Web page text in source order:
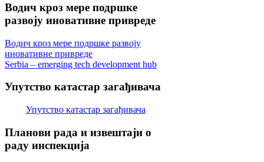
Водич кроз мере подршке
развоју иновативне привреде
Водич кроз мере подршке развоју
иновативне привреде
Serbia – emerging tech development hub
Упутство катастар загађивача
Упутство катастар загађивача
Планови рада и извештаји о
раду инспекција